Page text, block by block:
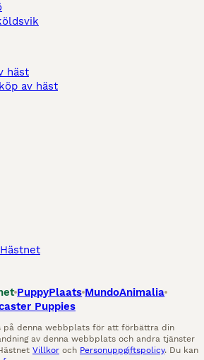
häst
av häst
PuppyPlaats MundoAnimalia
Puppies
på denna webbplats för att förbättra din
av denna webbplats och andra tjänster
Villkor och Personuppgiftspolicy. Du kan